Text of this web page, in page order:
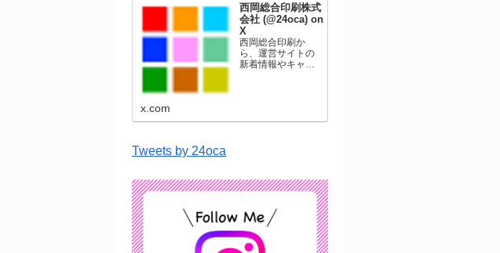
西岡総合印刷株式
会社 (@24oca) on
X
西岡総合印刷か
ら、運営サイトの
新着情報やキャン
ています。
x.com
Tweets by 24oca